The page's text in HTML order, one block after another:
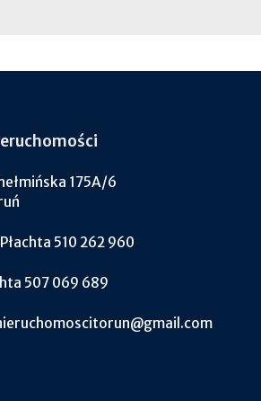
175A/6
510 262 960
507 069 689